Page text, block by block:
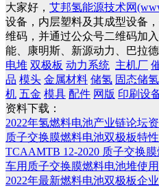
大家好， 艾邦氢能源技术网
设备，内层塑料及其成型设备
维码，并通过公众号二维码加
能、康明斯、新源动力、巴拉
电堆 双极板 动力系统 主机厂
品 模头 金属材料 储氢 固态储氢
机 五金 模具 配件 网版 印刷设
资料下载：
2022年氢燃料电池产业链论坛
质子交换膜燃料电池双极板特
TCAAMTB 12-2020 质子交换
车用质子交换膜燃料电池堆使
2022年最新燃料电池双极板企